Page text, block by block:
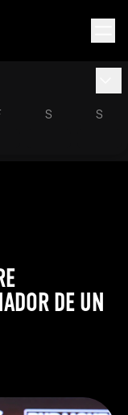
S S
DE UN